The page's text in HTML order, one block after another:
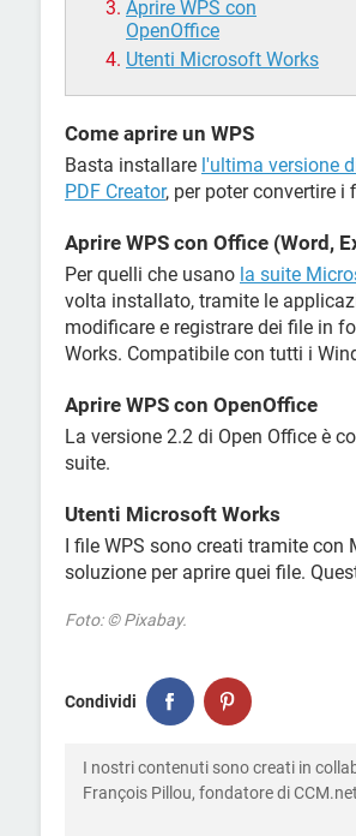
Aprire WPS con
OpenOffice
Utenti Microsoft Works
Come aprire un WPS
Basta installare l'ultima versione
PDF Creator, per poter convertire i
Aprire WPS con Office (Word,
Per quelli che usano la suite
volta installato, tramite le
modificare e registrare dei file in
Works. Compatibile con tutti i
Aprire WPS con OpenOffice
La versione 2.2 di Open Office è
suite.
Utenti Microsoft Works
I file WPS sono creati tramite
soluzione per aprire quei file.
Foto: © Pixabay.
Condividi
I nostri contenuti sono creati in
François Pillou, fondatore di